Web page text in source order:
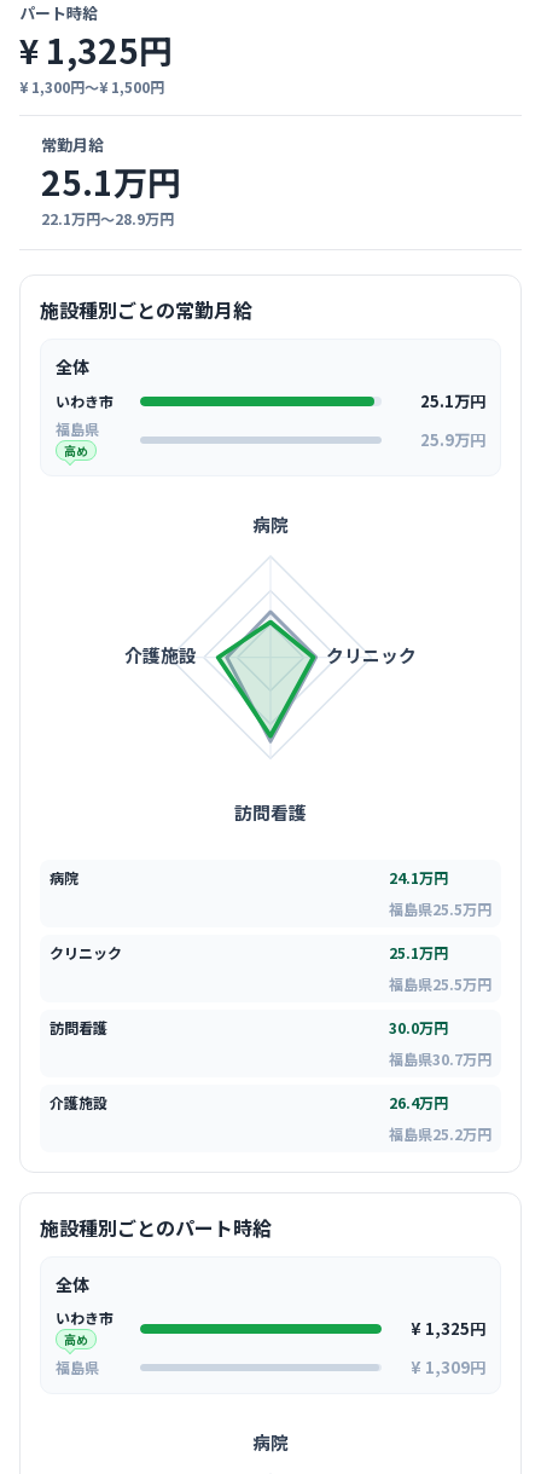
パート時給
¥ 1,325円
¥ 1,300円〜¥ 1,500円
常勤月給
25.1万円
22.1万円〜28.9万円
施設種別ごとの常勤月給
全体
いわき市 25.1万円
福島県
高め 25.9万円
病院
クリニック
訪問看護
介護施設
病院
24.1万円
福島県25.5万円
クリニック
25.1万円
福島県25.5万円
訪問看護
30.0万円
福島県30.7万円
介護施設
26.4万円
福島県25.2万円
施設種別ごとのパート時給
全体
いわき市
高め ¥ 1,325円
福島県 ¥ 1,309円
病院